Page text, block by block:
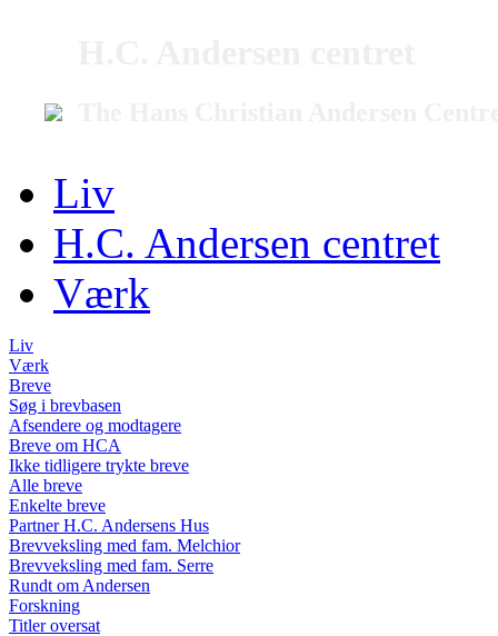
Liv
H.C. Andersen centret
Værk
Liv
Værk
Breve
Søg i brevbasen
Afsendere og modtagere
Breve om HCA
Ikke tidligere trykte breve
Alle breve
Enkelte breve
Partner H.C. Andersens Hus
Brevveksling med fam. Melchior
Brevveksling med fam. Serre
Rundt om Andersen
Forskning
Titler oversat